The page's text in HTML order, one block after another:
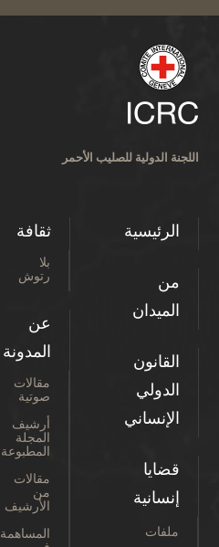
اللجنة الدولية للصليب الأحمر
الرئيسية
من
الميدان
القانون
الدولي
الإنساني
قضايا
إنسانية
ملفات
ثقافة
بلا
رتوش
عن
المدونة
مقالات
صوتية
أرشيف
المجلة
المطبوعة
مقالات
من
الأرشيف
المساهمة